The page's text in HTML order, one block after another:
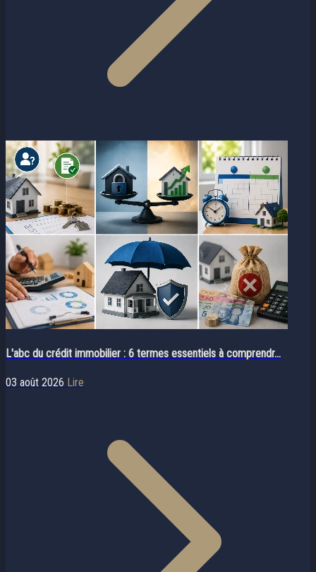
L'abc du crédit immobilier : 6 termes essentiels à comprendr...
03 août 2026 Lire